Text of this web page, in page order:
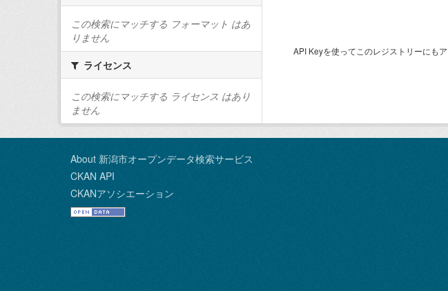
この検索にマッチする フォーマット はあ
りません
ライセンス
この検索にマッチする ライセンス はあり
ません
API Keyを使ってこのレジストリーにも
About 新潟市オープンデータ検索サービス
CKAN API
CKANアソシエーション